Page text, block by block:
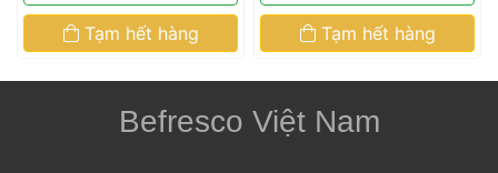
Tạm hết hàng Tạm hết hàng
Befresco Việt Nam